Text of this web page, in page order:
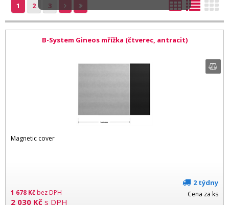
1 2 3
B-System Gineos mřížka (čtverec, antracit)
Magnetic cover
1 678 Kčbez DPH
2 030 Kč s DPH
2 týdny
Cena za ks